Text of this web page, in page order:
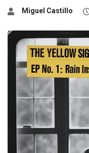
Miguel Castillo